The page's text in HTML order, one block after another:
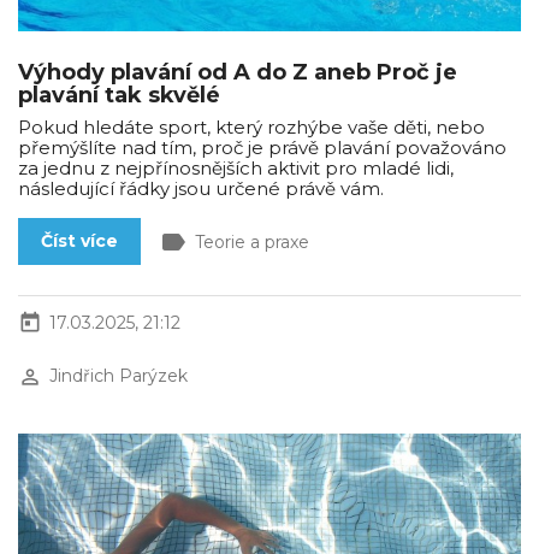
Výhody plavání od A do Z aneb Proč je
plavání tak skvělé
Pokud hledáte sport, který rozhýbe vaše děti, nebo
přemýšlíte nad tím, proč je právě plavání považováno
za jednu z nejpřínosnějších aktivit pro mladé lidi,
následující řádky jsou určené právě vám.
Číst více label Teorie a praxe
today 17.03.2025, 21:12
perm_identity Jindřich Parýzek